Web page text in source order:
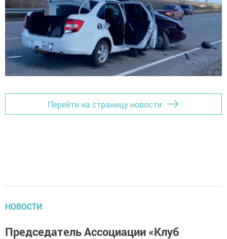
Перейти на страницу новости
НОВОСТИ
Председатель Ассоциации «Клуб